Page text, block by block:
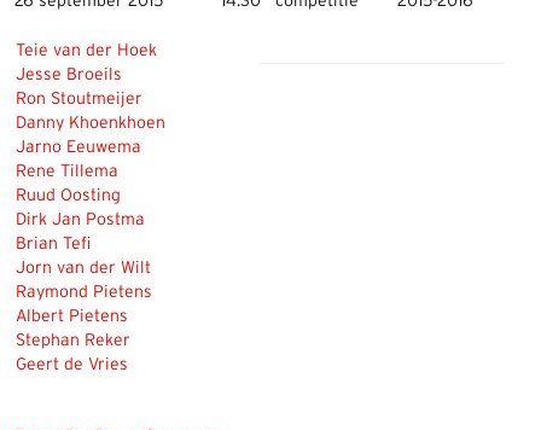
Teie van der Hoek
Jesse Broeils
Ron Stoutmeijer
Danny Khoenkhoen
Jarno Eeuwema
Rene Tillema
Ruud Oosting
Dirk Jan Postma
Brian Tefi
Jorn van der Wilt
Raymond Pietens
Albert Pietens
Stephan Reker
Geert de Vries